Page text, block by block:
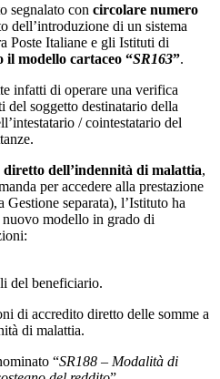
segnalato con circolare numero
dell’introduzione di un sistema
Poste Italiane e gli Istituti di
il modello cartaceo “SR163”.
infatti di operare una verifica
del soggetto destinatario della
/ cointestatario del
diretto dell’indennità di malattia,
per accedere alla prestazione
separata), l’Istituto ha
modello in grado di
del beneficiario.
di accredito diretto delle somme a
di malattia.
“SR188 – Modalità di